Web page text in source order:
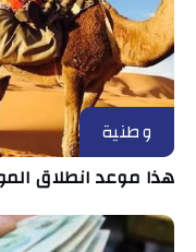
وطنية
هذا موعد انطلاق